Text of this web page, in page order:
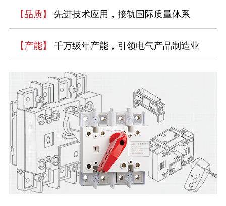
【品质】 先进技术应用，接轨国际质量体系
【产能】 千万级年产能，引领电气产品制造业